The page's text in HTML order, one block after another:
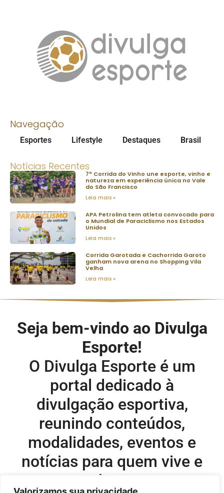
Navegação
Esportes Lifestyle Destaques Brasil
Notícias Recentes
7ª Corrida do Vinho une esporte, vinho e
natureza em experiência única no Vale
do São Francisco
Leia mais »
APA Petrolina tem atleta convocado para
o Mundial de Paraciclismo nos Estados
Unidos
Leia mais »
Corrida Garotada e Cachorrida Garoto
ganham nova arena no Shopping Vila
Velha
Leia mais »
Seja bem-vindo ao Divulga
Esporte!
O Divulga Esporte é um
portal dedicado à
divulgação esportiva,
reunindo conteúdos,
modalidades, eventos e
notícias para quem vive e
acompanha o esporte.